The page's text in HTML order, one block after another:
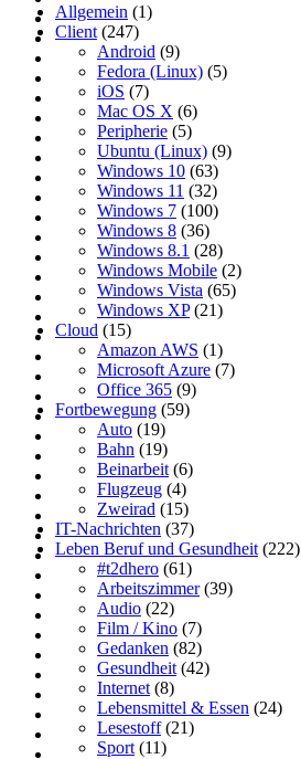
Allgemein (1)
Client (247)
Android (9)
Fedora (Linux) (5)
iOS (7)
Mac OS X (6)
Peripherie (5)
Ubuntu (Linux) (9)
Windows 10 (63)
Windows 11 (32)
Windows 7 (100)
Windows 8 (36)
Windows 8.1 (28)
Windows Mobile (2)
Windows Vista (65)
Windows XP(21)
Cloud (15)
Amazon AWS (1)
Microsoft Azure (7)
Office 365 (9)
Fortbewegung (59)
Auto (19)
Bahn (19)
Beinarbeit (6)
Flugzeug (4)
Zweirad (15)
IT-Nachrichten (37)
Leben Beruf und Gesundheit (222)
#t2dhero (61)
Arbeitszimmer(39)
Audio (22)
Film / Kino (7)
Gedanken (82)
Gesundheit (42)
Internet (8)
Lebensmittel & Essen (24)
Lesestoff(21)
Sport (11)